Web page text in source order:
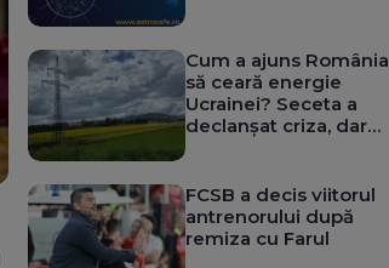
Cum a ajuns România
să ceară energie
Ucrainei? Seceta a
declanșat criza, dar
corupție sistemică
FCSB a decis viitorul
antrenorului după
remiza cu Farul